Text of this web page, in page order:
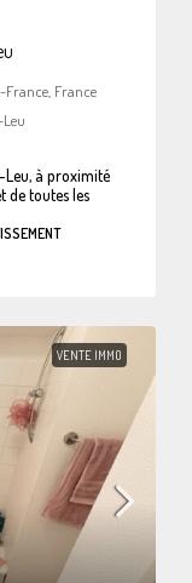
France, France
à proximité
de toutes les
VENTE IMMO